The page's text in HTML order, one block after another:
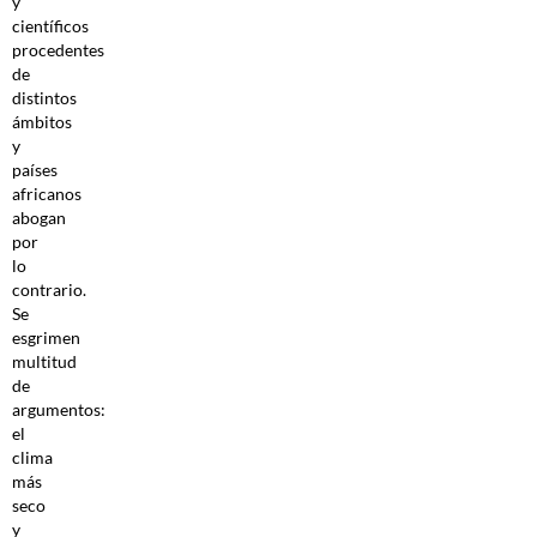
científicos
procedentes
de
distintos
ámbitos
y
países
africanos
abogan
por
lo
contrario.
Se
esgrimen
multitud
de
argumentos:
el
clima
más
seco
y